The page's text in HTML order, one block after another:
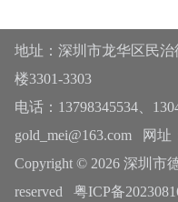
地址：深圳市龙华区民
楼3301-3303
电话：13798345534、
gold_mei@163.com 网址
Copyright © 2026 深圳市
reserved 粤ICP备